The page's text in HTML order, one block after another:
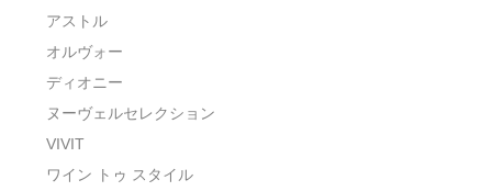
アストル
オルヴォー
ディオニー
ヌーヴェルセレクション
VIVIT
ワイン トゥ スタイル